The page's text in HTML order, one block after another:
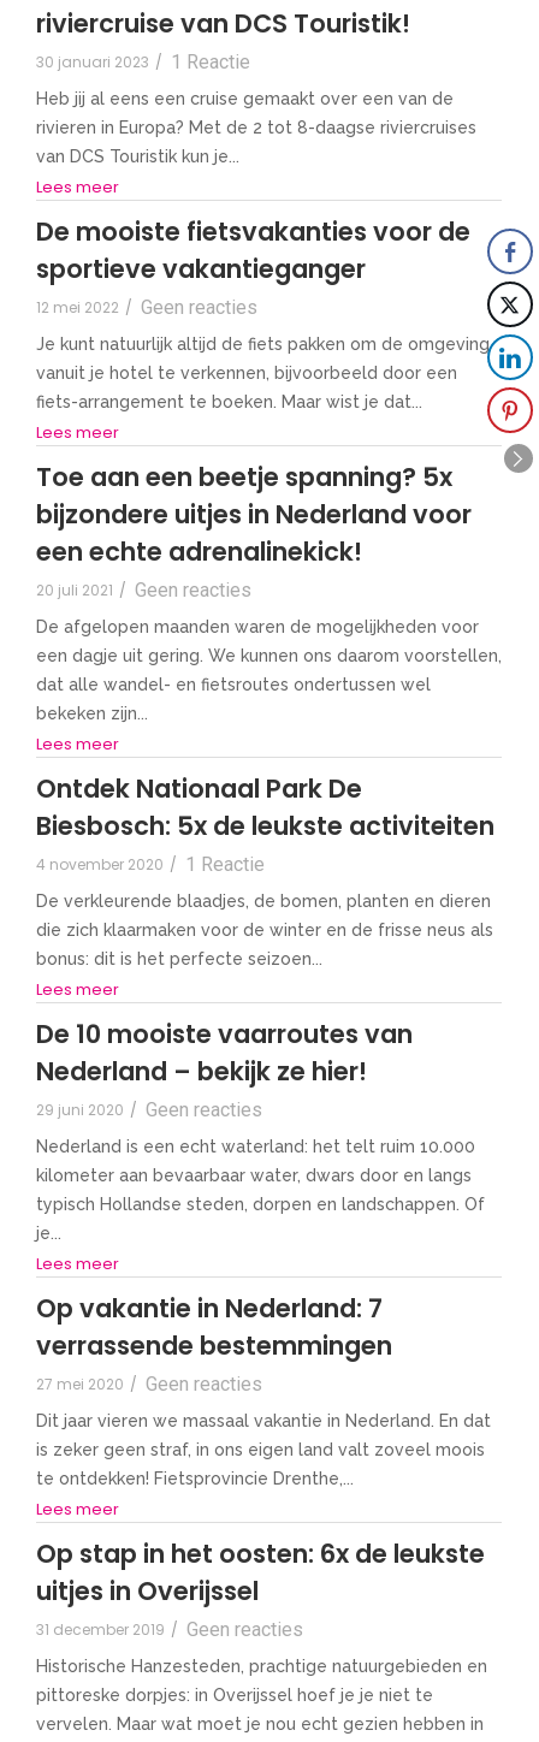
riviercruise van DCS Touristik!
30 januari 2023 / 1 Reactie
Heb jij al eens een cruise gemaakt over een van de
rivieren in Europa? Met de 2 tot 8-daagse riviercruises
van DCS Touristik kun je...
Lees meer
De mooiste fietsvakanties voor de
sportieve vakantieganger
12 mei 2022 / Geen reacties
Je kunt natuurlijk altijd de fiets pakken om de omgeving
vanuit je hotel te verkennen, bijvoorbeeld door een
fiets-arrangement te boeken. Maar wist je dat...
Lees meer
Toe aan een beetje spanning? 5x
bijzondere uitjes in Nederland voor
een echte adrenalinekick!
20 juli 2021 / Geen reacties
De afgelopen maanden waren de mogelijkheden voor
een dagje uit gering. We kunnen ons daarom voorstellen,
dat alle wandel- en fietsroutes ondertussen wel
bekeken zijn...
Lees meer
Ontdek Nationaal Park De
Biesbosch: 5x de leukste activiteiten
4 november 2020 / 1 Reactie
De verkleurende blaadjes, de bomen, planten en dieren
die zich klaarmaken voor de winter en de frisse neus als
bonus: dit is het perfecte seizoen...
Lees meer
De 10 mooiste vaarroutes van
Nederland – bekijk ze hier!
29 juni 2020 / Geen reacties
Nederland is een echt waterland: het telt ruim 10.000
kilometer aan bevaarbaar water, dwars door en langs
typisch Hollandse steden, dorpen en landschappen. Of
je...
Lees meer
Op vakantie in Nederland: 7
verrassende bestemmingen
27 mei 2020 / Geen reacties
Dit jaar vieren we massaal vakantie in Nederland. En dat
is zeker geen straf, in ons eigen land valt zoveel moois
te ontdekken! Fietsprovincie Drenthe,...
Lees meer
Op stap in het oosten: 6x de leukste
uitjes in Overijssel
31 december 2019 / Geen reacties
Historische Hanzesteden, prachtige natuurgebieden en
pittoreske dorpjes: in Overijssel hoef je je niet te
vervelen. Maar wat moet je nou echt gezien hebben in